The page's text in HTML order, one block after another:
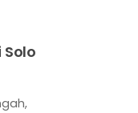
Solo